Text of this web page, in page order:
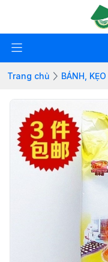
Trang chủ BÁNH, KẸO